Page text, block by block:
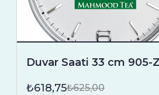
Duvar Saati 33 cm 905-
₺618,75₺625,00